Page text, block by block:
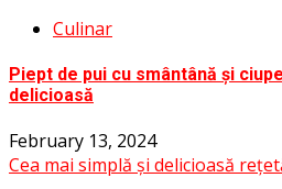
Culinar
Piept de pui cu smântână și
delicioasă
February 13, 2024
Cea mai simplă și delicioasă